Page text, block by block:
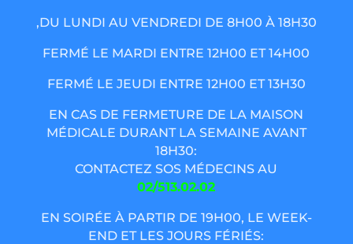
,DU LUNDI AU VENDREDI DE 8H00 À 18H30
FERMÉ LE MARDI ENTRE 12H00 ET 14H00
FERMÉ LE JEUDI ENTRE 12H00 ET 13H30
EN CAS DE FERMETURE DE LA MAISON
MÉDICALE DURANT LA SEMAINE AVANT
18H30:
CONTACTEZ SOS MÉDECINS AU
02/513.02.02
EN SOIRÉE À PARTIR DE 19H00, LE WEEK-
END ET LES JOURS FÉRIÉS: